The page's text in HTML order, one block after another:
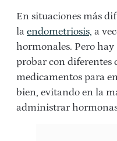
En situaciones más
la endometriosis, a
hormonales. Pero hay
probar con diferentes
medicamentos para
bien, evitando en la
administrar